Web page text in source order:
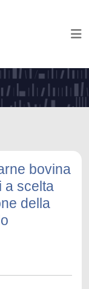
bovina
a scelta
della